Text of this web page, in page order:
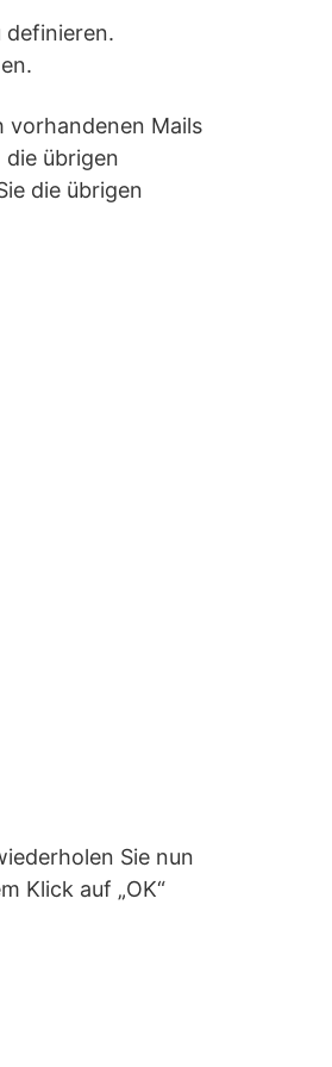
definieren.
vorhandenen Mails
übrigen
die übrigen
Sie nun
Klick auf „OK“